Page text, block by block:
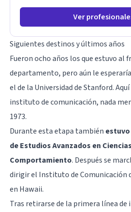
Ver
Siguientes destinos y últimos años
Fueron ocho años los que estuvo al
departamento, pero aún le
el de la Universidad de Stanford.
instituto de comunicación, nada
1973.
Durante esta etapa también
de Estudios Avanzados en
Comportamiento. Después se
dirigir el Instituto de Comunicación
en Hawaii.
Tras retirarse de la primera línea